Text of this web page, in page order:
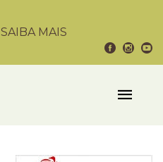
SAIBA MAIS